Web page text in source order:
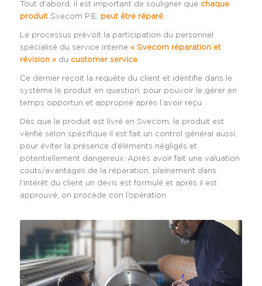
Tout d’abord, il est important de souligner que chaque
produitSvecom P.E. peut être réparé.
Le processus prévoit la participation du personnel
spécialisé du service interne « Svecom réparation et
révision »du customer service.
Ce dernier reçoit la requête du client et identifie dans le
système le produit en question, pour pouvoir le gérer en
temps opportun et approprié après l’avoir reçu.
Dès que le produit est livré en Svecom, le produit est
vérifié selon spécifique il est fait un control général aussi,
pour éviter la présence d’éléments négligés et
potentiellement dangereux. Après avoir fait une valuation
couts/avantages de la réparation, pleinement dans
l’intérêt du client un devis est formulé et après il est
approuvé, on procède con l’opération.